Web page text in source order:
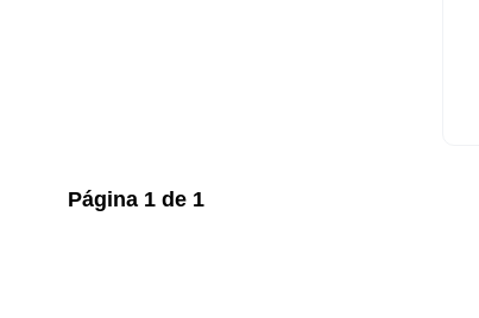
Página 1 de 1